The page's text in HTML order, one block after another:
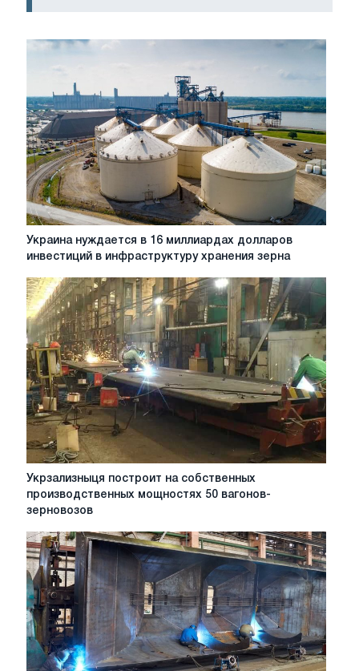
Украина
нуждается
16
миллиардах
долларов
инвестиций
в
инфраструктуру
хранения
зерна
Украина нуждается в 16 миллиардах долларов
инвестиций в инфраструктуру хранения зерна
Укрзализныця
на
производственных
мощностях
50
вагонов-
зерновозов
Укрзализныця построит на собственных
производственных мощностях 50 вагонов-
зерновозов